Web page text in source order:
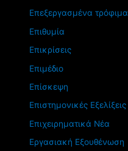
Επεξεργασμένα τρόφιμα
Επιθυμία
Επικρίσεις
Επιμέδιο
Επίσκεψη
Επιστημονικές Εξελίξεις
Επιχειρηματικά Νέα
Εργασιακή Εξουθένωση